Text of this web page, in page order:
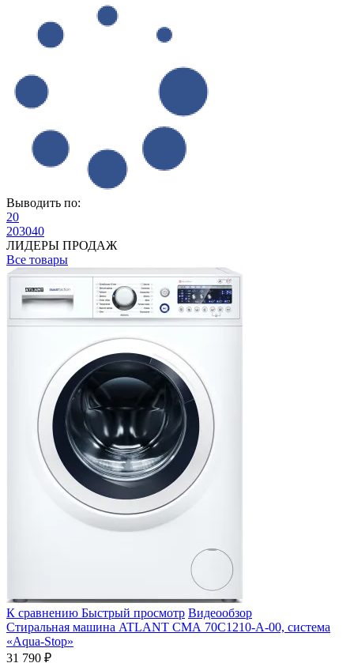
Выводить по:
20
203040
ЛИДЕРЫ ПРОДАЖ
Все товары
К сравнению Быстрый просмотр Видеообзор
Стиральная машина ATLANT СМА 70С1210-А-00, система
«Aqua-Stop»
31 790 ₽